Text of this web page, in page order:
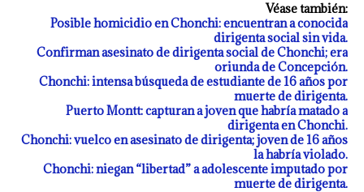
Véase también:
Posible homicidio en Chonchi: encuentran a conocida
dirigenta social sin vida.
Confirman asesinato de dirigenta social de Chonchi; era
oriunda de Concepción.
Chonchi: intensa búsqueda de estudiante de 16 años por
muerte de dirigenta.
Puerto Montt: capturan a joven que habría matado a
dirigenta en Chonchi.
Chonchi: vuelco en asesinato de dirigenta; joven de 16 años
la habría violado.
Chonchi: niegan “libertad” a adolescente imputado por
muerte de dirigenta.